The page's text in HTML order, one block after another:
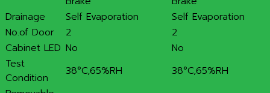
Drainage
Self Evaporation
Self Evaporation
No.of Door
2
2
Cabinet LED No
No
Test
Condition
38°C,65%RH
38°C,65%RH